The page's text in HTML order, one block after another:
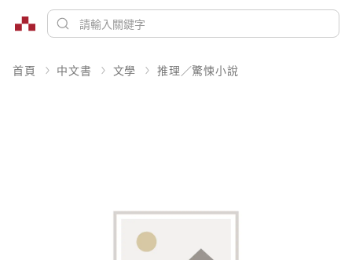
首頁 中文書 文學 推理／驚悚小說